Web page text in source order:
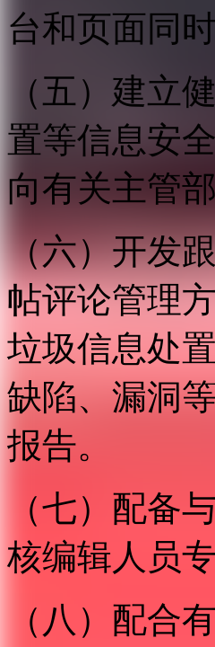
台和页面同
（五）建立
置等信息安
向有关主管
（六）开发
帖评论管理
垃圾信息处
缺陷、漏洞
报告。
（七）配备
核编辑人员
（八）配合